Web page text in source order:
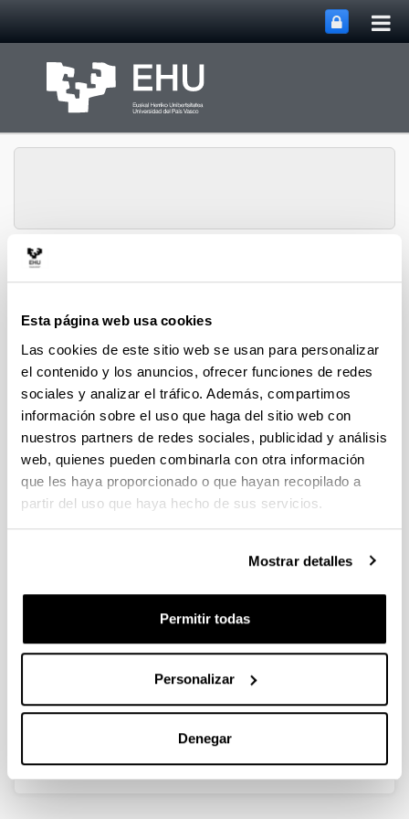
Esta página web usa cookies
Las cookies de este sitio web se usan para personalizar
el contenido y los anuncios, ofrecer funciones de redes
sociales y analizar el tráfico. Además, compartimos
información sobre el uso que haga del sitio web con
nuestros partners de redes sociales, publicidad y análisis
web, quienes pueden combinarla con otra información
que les haya proporcionado o que hayan recopilado a
partir del uso que haya hecho de sus servicios.
Mostrar detalles
Permitir todas
Personalizar
Denegar
Grupo de Investigación
Iker Aguirrezabal - Artículos
Co-exchanged SSZ-13 zeolite
membrane for boosting CO2/N2
separation
Autoría:
Dongxu Gai, Yixing Guan, Dan Ma, Yongyan Deng,
Junchao Dong, Ziyang Wang, Jialu Li, I. Agirrezabal-
Telleria, Xiaoqin Zou
Journal of Membrane Science
Volumen: